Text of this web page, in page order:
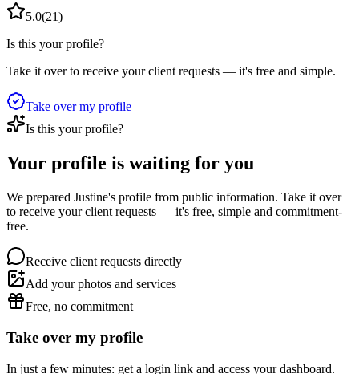
5.0(21)
Is this your profile?
Take it over to receive your client requests — it's free and simple.
Take over my profile
Is this your profile?
Your profile is waiting for you
We prepared Justine's profile from public information. Take it over
to receive your client requests — it's free, simple and commitment-
free.
Receive client requests directly
Add your photos and services
Free, no commitment
Take over my profile
In just a few minutes: get a login link and access your dashboard.